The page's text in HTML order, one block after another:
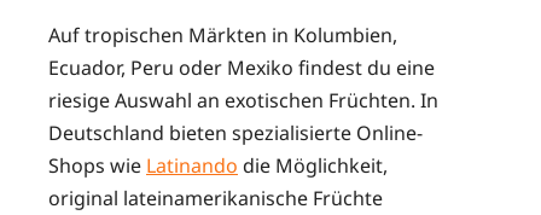
Auf tropischen Märkten in Kolumbien,
Ecuador, Peru oder Mexiko findest du eine
riesige Auswahl an exotischen Früchten. In
Deutschland bieten spezialisierte Online-
Shops wie Latinando die Möglichkeit,
original lateinamerikanische Früchte